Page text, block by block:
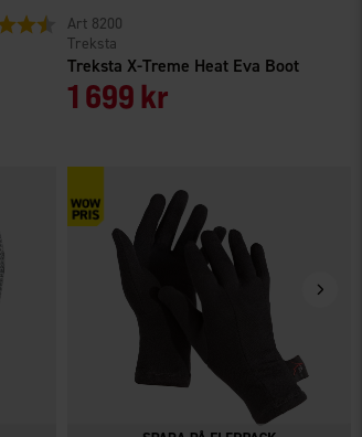
4.6 utav 5 stjärnor
Treksta X-Treme Heat Eva Boot
Treksta
8200
1 699 kr